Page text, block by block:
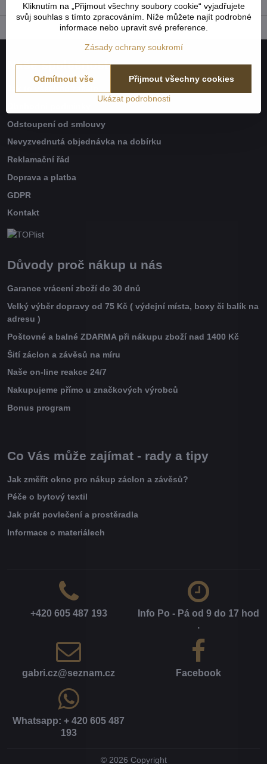
Naše společnost
Odstoupení od smlouvy
Nevyzvednutá objednávka na dobírku
Reklamační řád
Doprava a platba
GDPR
Kontakt
Důvody proč nákup u nás
Garance vrácení zboží do 30 dnů
Velký výběr dopravy od 75 Kč ( výdejní místa, boxy či balík na
adresu )
Poštovné a balné ZDARMA při nákupu zboží nad 1400 Kč
Šití záclon a závěsů na míru
Naše on-line reakce 24/7
Nakupujeme přímo u značkových výrobců
Bonus program
Co Vás může zajímat - rady a tipy
Jak změřit okno pro nákup záclon a závěsů?
Péče o bytový textil
Jak prát povlečení a prostěradla
Informace o materiálech
+420 605 487 193
Info Po - Pá od 9 do 17 hod​
.
gabri​.cz​@seznam​.cz Facebook
Whatsapp: + 420 605 487
193
© 2026 Copyright
Kliknutím na „Přijmout všechny soubory cookie“ vyjadřujete
svůj souhlas s tímto zpracováním. Níže můžete najít podrobné
informace nebo upravit své preference.
Zásady ochrany soukromí
Ukázat podrobnosti
Přijmout všechny cookies
Odmítnout vše